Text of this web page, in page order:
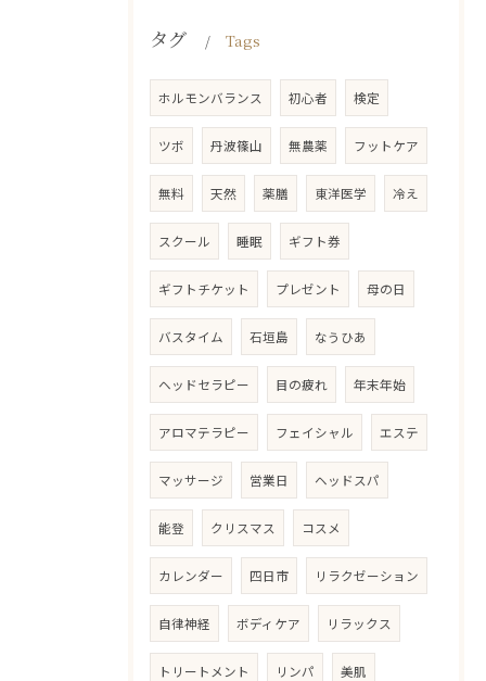
タグ Tags
ホルモンバランス 初心者 検定
ツボ 丹波篠山 無農薬 フットケア
無料 天然 薬膳 東洋医学 冷え
スクール 睡眠 ギフト券
ギフトチケット プレゼント 母の日
バスタイム 石垣島 なうひあ
ヘッドセラピー 目の疲れ 年末年始
アロマテラピー フェイシャル エステ
マッサージ 営業日 ヘッドスパ
能登 クリスマス コスメ
カレンダー 四日市 リラクゼーション
自律神経 ボディケア リラックス
トリートメント リンパ 美肌